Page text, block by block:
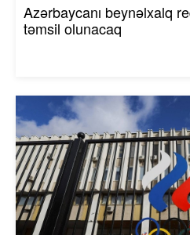
Azərbaycanı beynəlxalq
təmsil olunacaq